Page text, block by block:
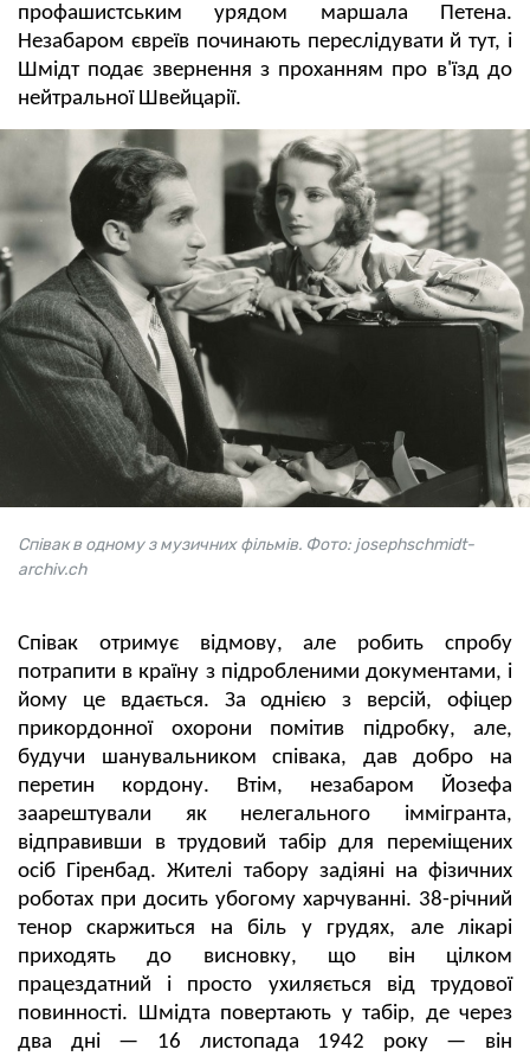
профашистським урядом маршала Петена.
Незабаром євреїв починають переслідувати й тут, і
Шмідт подає звернення з проханням про в'їзд до
нейтральної Швейцарії.
Співак в одному з музичних фільмів. Фото: josephschmidt-
archiv.ch
Співак отримує відмову, але робить спробу
потрапити в країну з підробленими документами, і
йому це вдається. За однією з версій, офіцер
прикордонної охорони помітив підробку, але,
будучи шанувальником співака, дав добро на
перетин кордону. Втім, незабаром Йозефа
заарештували як нелегального іммігранта,
відправивши в трудовий табір для переміщених
осіб Гіренбад. Жителі табору задіяні на фізичних
роботах при досить убогому харчуванні. 38-річний
тенор скаржиться на біль у грудях, але лікарі
приходять до висновку, що він цілком
працездатний і просто ухиляється від трудової
повинності. Шмідта повертають у табір, де через
два дні — 16 листопада 1942 року — він